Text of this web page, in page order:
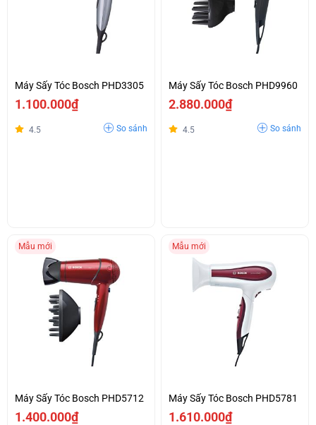
Máy Sấy Tóc Bosch PHD3305
1.100.000₫
4.5 So sánh
Máy Sấy Tóc Bosch PHD9960
2.880.000₫
4.5 So sánh
Mẫu mới
Máy Sấy Tóc Bosch PHD5712
1.400.000₫
Mẫu mới
Máy Sấy Tóc Bosch PHD5781
1.610.000₫